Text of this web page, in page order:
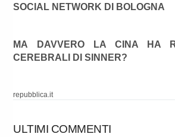
SOCIAL NETWORK DI BOLOGNA
MA DAVVERO LA CINA HA
CEREBRALI DI SINNER?
repubblica.it
ULTIMI COMMENTI